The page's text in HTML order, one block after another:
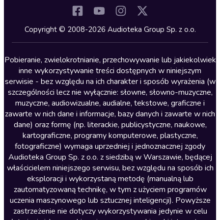
Kryminały
Lektury szkolne
Literatura anglojęzyczna
Literatura faktu
Literatura obyczajowa
Literatura piękna obca
Literatura piękna polska
Nagrania relaksacyjne
Nauka języków
Nauki humanistyczne
Podcasty i audycje
Polityka
Copyright © 2008-2026 Audioteka Group Sp. z o.o.
Pobieranie, zwielokrotnianie, przechowywanie lub jakiekolwiek
inne wykorzystywanie treści dostępnych w niniejszym
serwisie - bez względu na ich charakter i sposób wyrażenia (w
szczególności lecz nie wyłącznie: słowne, słowno-muzyczne,
muzyczne, audiowizualne, audialne, tekstowe, graficzne i
zawarte w nich dane i informacje, bazy danych i zawarte w nich
dane) oraz formę (np. literackie, publicystyczne, naukowe,
kartograficzne, programy komputerowe, plastyczne,
fotograficzne) wymaga uprzedniej i jednoznacznej zgody
Audioteka Group Sp. z o.o. z siedzibą w Warszawie, będącej
właścicielem niniejszego serwisu, bez względu na sposób ich
eksploracji i wykorzystaną metodę (manualną lub
zautomatyzowaną technikę, w tym z użyciem programów
uczenia maszynowego lub sztucznej inteligencji). Powyższe
zastrzeżenie nie dotyczy wykorzystywania jedynie w celu